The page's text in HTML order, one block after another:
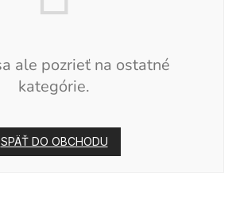
ale pozrieť na ostatné
kategórie.
SPÄŤ DO OBCHODU